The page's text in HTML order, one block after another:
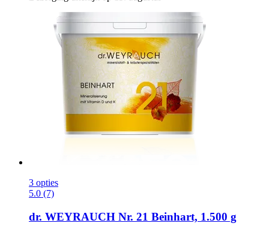
3 opties
5.0 (7)
dr. WEYRAUCH Nr. 21 Beinhart, 1.500 g